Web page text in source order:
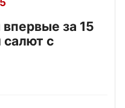
за 15
салют с